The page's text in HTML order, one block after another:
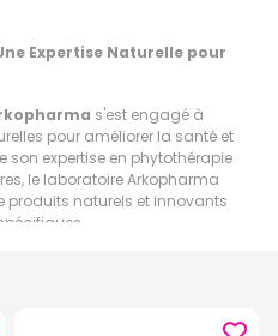
Expertise Naturelle pour
s'est engagé à
pour améliorer la santé et
son expertise en phytothérapie
le laboratoire Arkopharma
naturels et innovants
de plantes, de fruits et de